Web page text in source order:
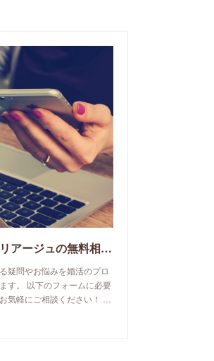
ショパン・マリアージュの無料相談予約申込み
疑問やお悩みを婚活のプロ
す。 以下のフォームに必要
気軽にご相談ください！ …